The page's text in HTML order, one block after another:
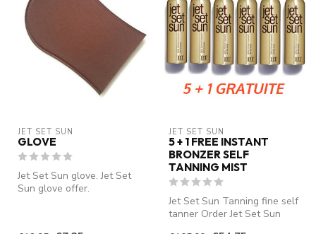
JET SET SUN
GLOVE
Jet Set Sun glove. Jet Set
Sun glove offer.
JET SET SUN
5 + 1 FREE INSTANT
BRONZER SELF
TANNING MIST
Jet Set Sun Tanning fine self
tanner Order Jet Set Sun